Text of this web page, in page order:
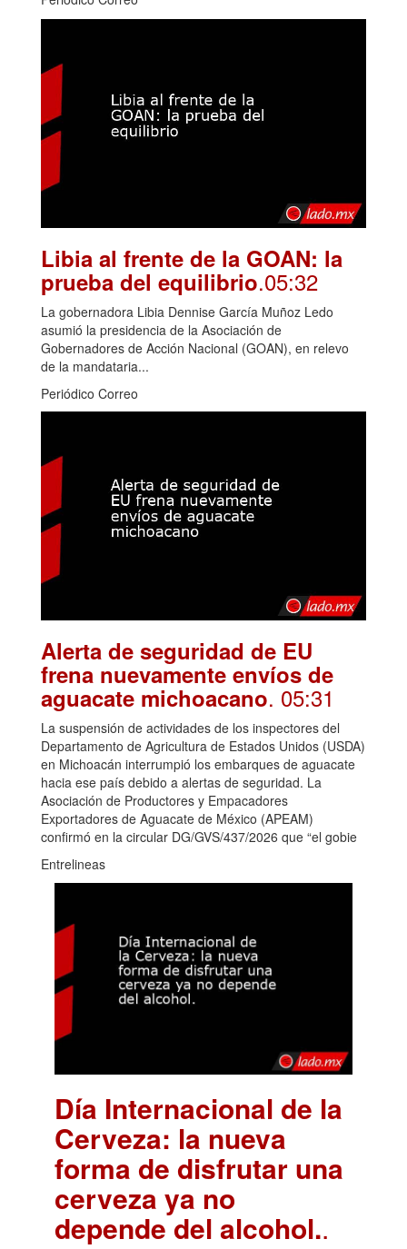
Libia al frente de la GOAN: la
prueba del equilibrio.05:32
La gobernadora Libia Dennise García Muñoz Ledo
asumió la presidencia de la Asociación de
Gobernadores de Acción Nacional (GOAN), en relevo
de la mandataria...
Periódico Correo
Alerta de seguridad de EU
frena nuevamente envíos de
aguacate michoacano. 05:31
La suspensión de actividades de los inspectores del
Departamento de Agricultura de Estados Unidos (USDA)
en Michoacán interrumpió los embarques de aguacate
hacia ese país debido a alertas de seguridad. La
Asociación de Productores y Empacadores
Exportadores de Aguacate de México (APEAM)
confirmó en la circular DG/GVS/437/2026 que “el gobie
Entrelineas
Día Internacional de la
Cerveza: la nueva
forma de disfrutar una
cerveza ya no
depende del alcohol..